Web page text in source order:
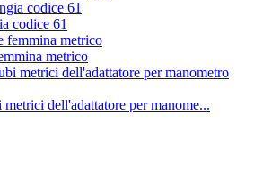
codice 61
metrico
dell'adattatore per manome...